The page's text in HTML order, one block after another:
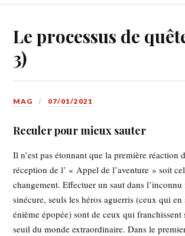
Le processus de
3)
MAG 07/01/2021
Reculer pour mieux sauter
Il n’est pas étonnant que la première réaction
réception de l’ « Appel de l’aventure » soit
changement. Effectuer un saut dans l’inconnu
sinécure, seuls les héros aguerris (ceux qui
énième épopée) sont de ceux qui franchissent
seuil du monde extraordinaire. Dans le